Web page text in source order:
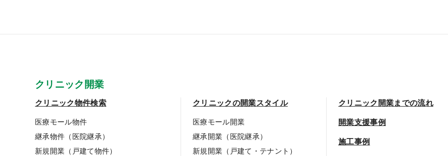
クリニック開業
クリニック物件検索
医療モール物件
継承物件（医院継承）
新規開業（戸建て物件）
クリニックの開業スタイル
医療モール開業
継承開業（医院継承）
新規開業（戸建て・テナント）
クリニック開業までの流れ
開業支援事例
施工事例